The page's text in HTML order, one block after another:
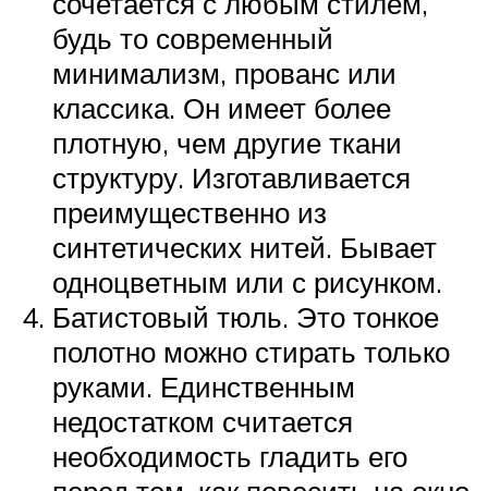
будь то современный
минимализм, прованс или
классика. Он имеет более
плотную, чем другие ткани
структуру. Изготавливается
преимущественно из
синтетических нитей. Бывает
одноцветным или с рисунком.
Батистовый тюль. Это тонкое
полотно можно стирать только
руками. Единственным
недостатком считается
необходимость гладить его